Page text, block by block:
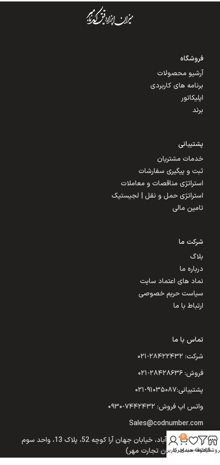
فروشگاه
آرشیو محصولات
برنامه های کاربردی
اپلیکاتور
برند
پشتیبانی
خدمات مشتریان
ثبت و پیگیری سفارشات
استراتژی مناقصات و معاملات
استراتژی حمل و نقل | لجیستیک
تامین مالی
شرکت ما
بلاگ
درباره ما
نماد های اعتماد سایت
سیاست حریم خصوصی
ارتباط با ما
تماس با ما
شرکت: ۲۸۴۲۲۴۳۲-۰۲۱
فروش: ۲۸۴۲۸۶۳۶-۰۲۱
پشتیبانی:۹۱۰۳۵۰۸۷-۰۲۱
واتس اپ فروش: ۷۴۴۲۴۳۲-۰۹۳۰
Sales@codnumber.com
تهران: یوسف‌آباد، خیابان جهان آرا کوچه 52، پلاک 13، واحد سوم
(شرکت نیکسان تجارت مهر)فیلترها
علاقه مندی
0
سبد خرید
حساب کاربری من